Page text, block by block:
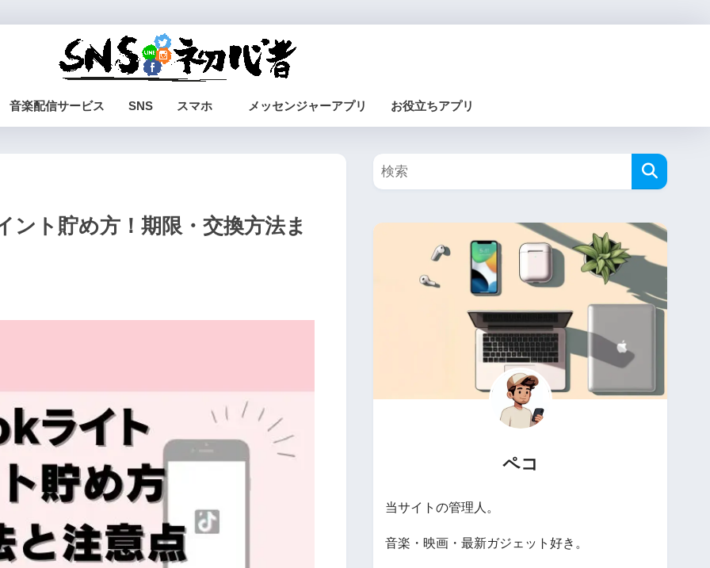
音楽配信サービス SNS スマホ メッセンジャーアプリ お役立ちアプリ
ント貯め方！期限・交換方法ま
ペコ
当サイトの管理人。
音楽・映画・最新ガジェット好き。